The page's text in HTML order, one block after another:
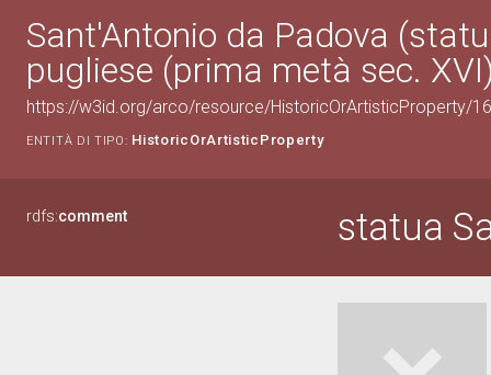
Sant'Antonio da Padova
pugliese (prima metà sec.
https://w3id.org/arco/resource/HistoricOrArtisticProperty/
ENTITÀ DI TIPO: HistoricOrArtisticProperty
rdfs:comment statua